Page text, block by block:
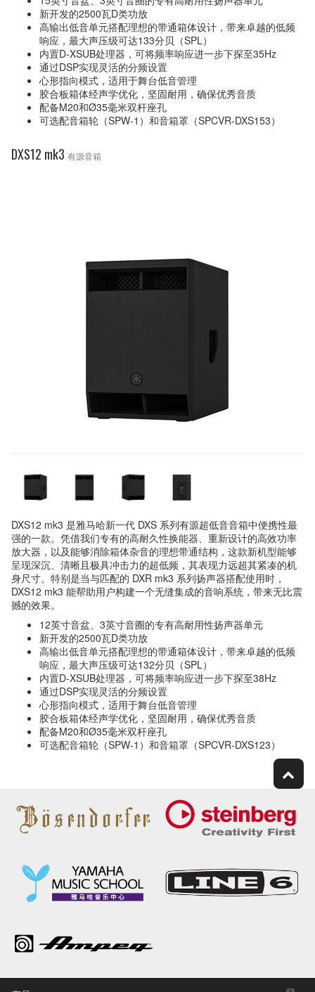
新开发的2500瓦D类功放
高输出低音单元搭配理想的带通箱体设计，带来卓越的低频
响应，最大声压级可达133分贝（SPL）
内置D-XSUB处理器，可将频率响应进一步下探至35Hz
通过DSP实现灵活的分频设置
心形指向模式，适用于舞台低音管理
胶合板箱体经声学优化，坚固耐用，确保优秀音质
配备M20和Ø35毫米双杆座孔
可选配音箱轮（SPW-1）和音箱罩（SPCVR-DXS153）
DXS12 mk3 有源音箱
DXS12 mk3 是雅马哈新一代 DXS 系列有源超低音音箱中便携性最
强的一款。凭借我们专有的高耐久性换能器、重新设计的高效功率
放大器，以及能够消除箱体杂音的理想带通结构，这款新机型能够
呈现深沉、清晰且极具冲击力的超低频，其表现力远超其紧凑的机
身尺寸。特别是当与匹配的 DXR mk3 系列扬声器搭配使用时，
DXS12 mk3 能帮助用户构建一个无缝集成的音响系统，带来无比震
撼的效果。
12英寸音盆、3英寸音圈的专有高耐用性扬声器单元
新开发的2500瓦D类功放
高输出低音单元搭配理想的带通箱体设计，带来卓越的低频
响应，最大声压级可达132分贝（SPL）
内置D-XSUB处理器，可将频率响应进一步下探至38Hz
通过DSP实现灵活的分频设置
心形指向模式，适用于舞台低音管理
胶合板箱体经声学优化，坚固耐用，确保优秀音质
配备M20和Ø35毫米双杆座孔
可选配音箱轮（SPW-1）和音箱罩（SPCVR-DXS123）